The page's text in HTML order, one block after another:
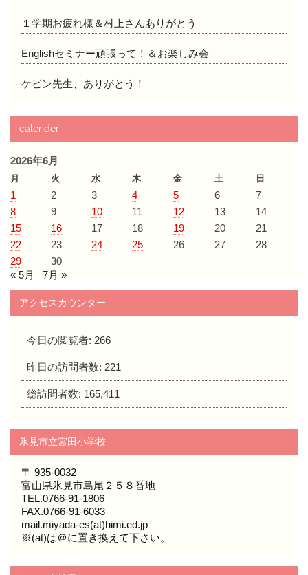
１学期お疲れ様＆村上さんありがとう
Englishセミナー頑張って！＆お楽しみ会
ケビン先生、ありがとう！
calender
2026年6月
月 火 水 木 金 土 日
1 2 3 4 5 6
7
8
9 10 11 12 13
14
15
16 17 18 19 20
21
22
23 24 25 26 27
28
29
30
« 5月
7月 »
アクセスカウンター
今日の閲覧者: 266
昨日の訪問者数: 221
総訪問者数: 165,411
氷見市立宮田小学校
〒 935-0032
富山県氷見市島尾２５８番地
TEL.0766-91-1806
FAX.0766-91-6033
mail.miyada-es(at)himi.ed.jp
※(at)は＠に置き換えて下さい。